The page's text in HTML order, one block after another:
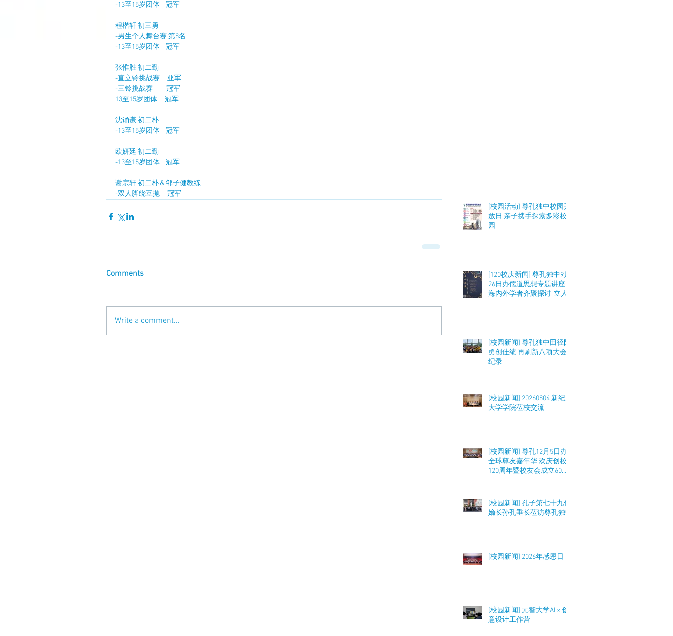
-13至15岁团体    冠军
程楷轩 初三勇
-男生个人舞台赛 第8名
-13至15岁团体    冠军
张惟胜 初二勤
-直立铃挑战赛     亚军
-三铃挑战赛         冠军
13至15岁团体     冠军
沈诵谦 初二朴
-13至15岁团体    冠军
欧妍廷 初二勤
-13至15岁团体    冠军
谢宗轩 初二朴＆邹子健教练
-双人脚绕互抛     冠军
Comments
Write a comment...
[校园活动] 尊孔独中校园开
放日 亲子携手探索多彩校
园
[120校庆新闻] 尊孔独中9月
26日办儒道思想专题讲座
海内外学者齐聚探讨“立人
[校园新闻] 尊孔独中田径队
勇创佳绩 再刷新八项大会
纪录
[校园新闻] 20260804 新纪元
大学学院莅校交流
[校园新闻] 尊孔12月5日办
全球尊友嘉年华 欢庆创校
120周年暨校友会成立60周
[校园新闻] 孔子第七十九代
嫡长孙孔垂长莅访尊孔独中
[校园新闻] 2026年感恩日
[校园新闻] 元智大学AI × 创
意设计工作营